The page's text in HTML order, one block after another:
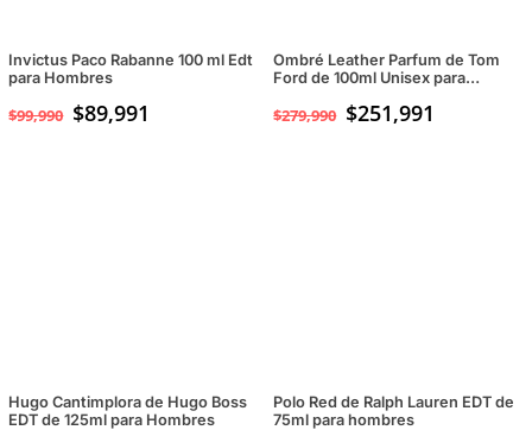
Invictus Paco Rabanne 100 ml Edt
para Hombres
$99,990 $89,991
Ombré Leather Parfum de Tom
Ford de 100ml Unisex para
$279,990 $251,991
Hugo Cantimplora de Hugo Boss
EDT de 125ml para Hombres
Polo Red de Ralph Lauren EDT de
75ml para hombres